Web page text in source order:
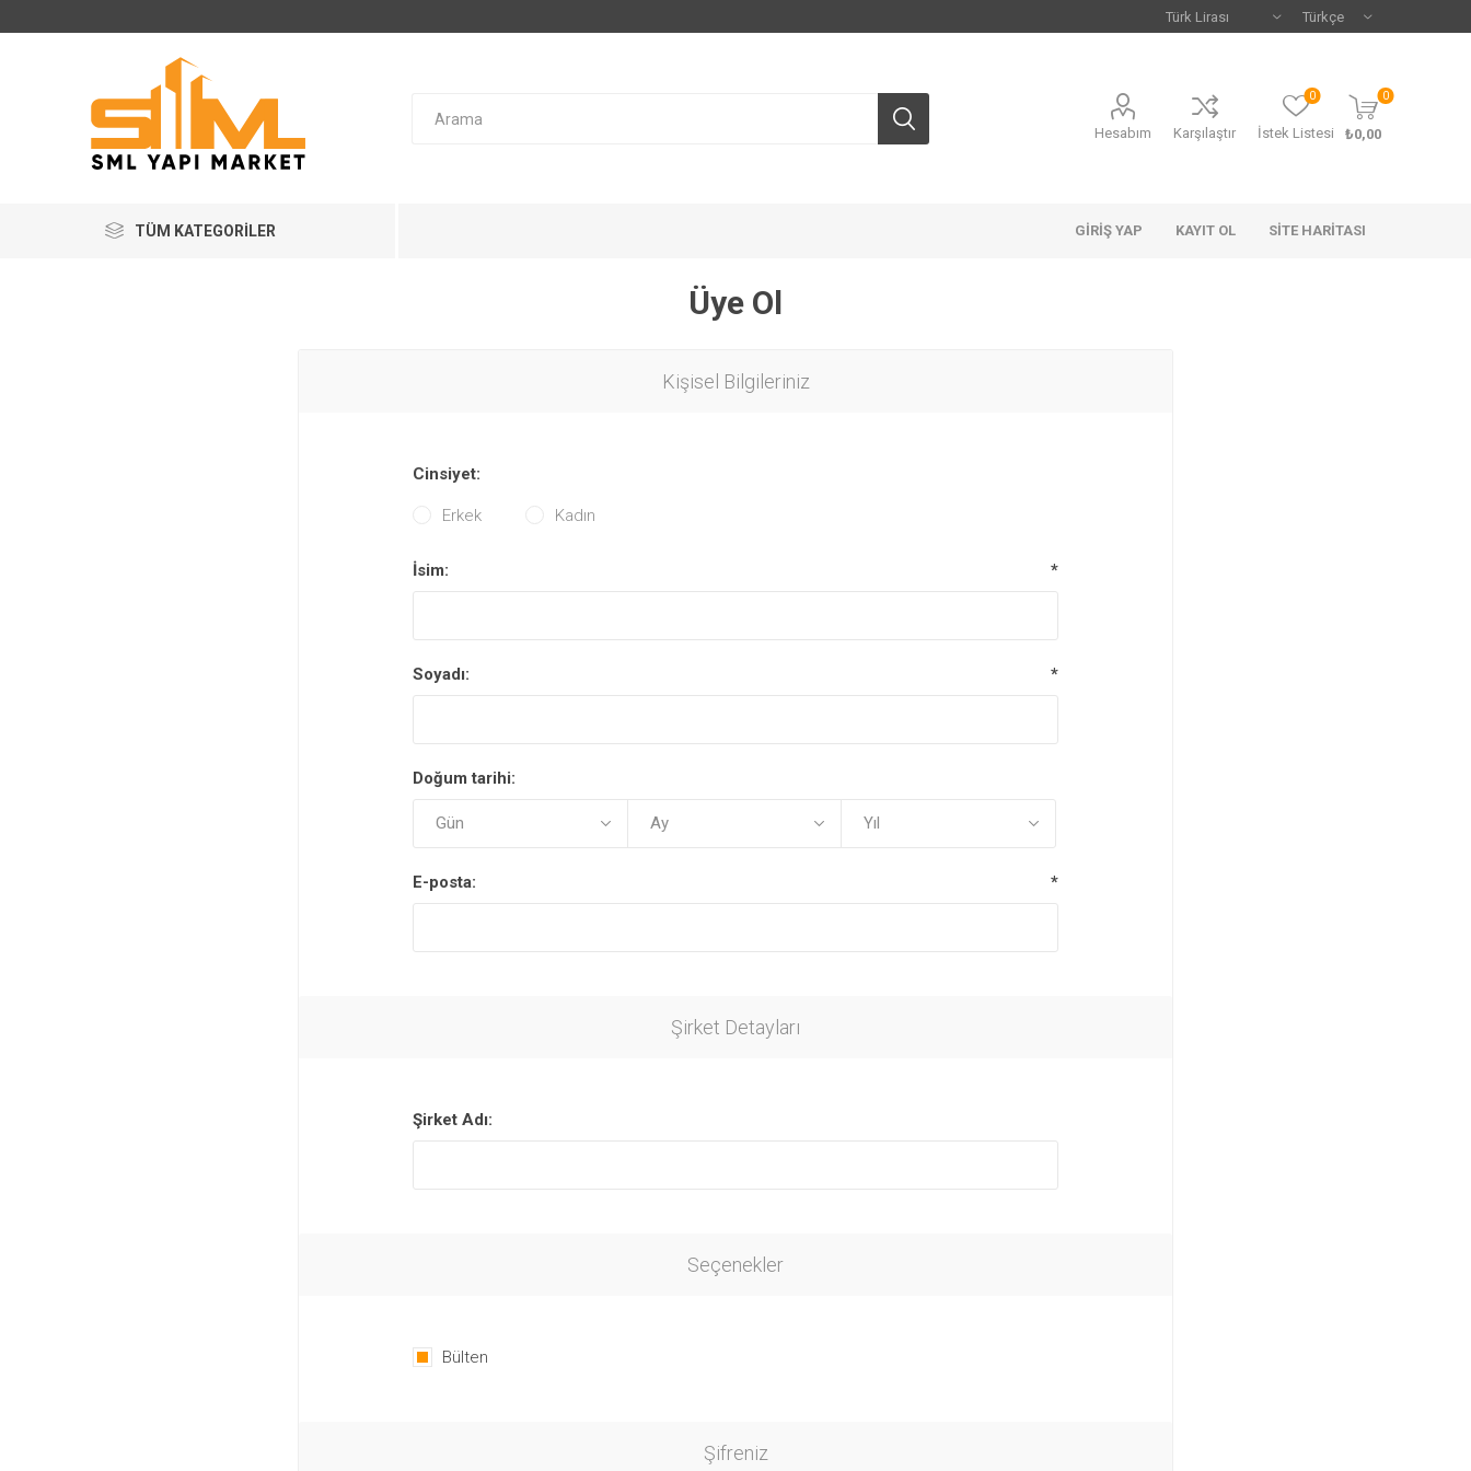
Hesabım Karşılaştır İstek Listesi
0 0
₺0,00
TÜM KATEGORILER GIRIŞ YAP KAYIT OL SITE HARITASI
Üye Ol
Kişisel Bilgileriniz
Cinsiyet:
Erkek Kadın
İsim: *
Soyadı: *
Doğum tarihi:
E-posta: *
Şirket Detayları
Şirket Adı:
Seçenekler
Bülten
Şifreniz